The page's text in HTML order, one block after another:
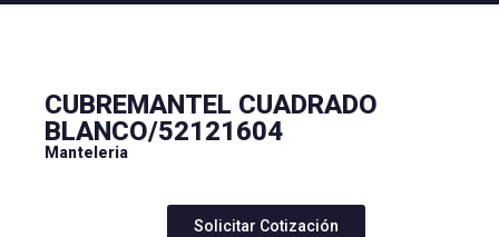
CUBREMANTEL CUADRADO
BLANCO/52121604
Manteleria
Solicitar Cotización